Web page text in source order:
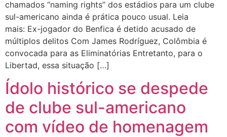
chamados “naming rights” dos estádios para um clube
sul-americano ainda é prática pouco usual. Leia
mais: Ex-jogador do Benfica é detido acusado de
múltiplos delitos Com James Rodríguez, Colômbia é
convocada para as Eliminatórias Entretanto, para o
Libertad, essa situação […]
Ídolo histórico se despede
de clube sul-americano
com vídeo de homenagem